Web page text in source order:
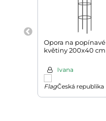
Opora na popínavé
květiny 200x40 cm
Ivana
Česká republika